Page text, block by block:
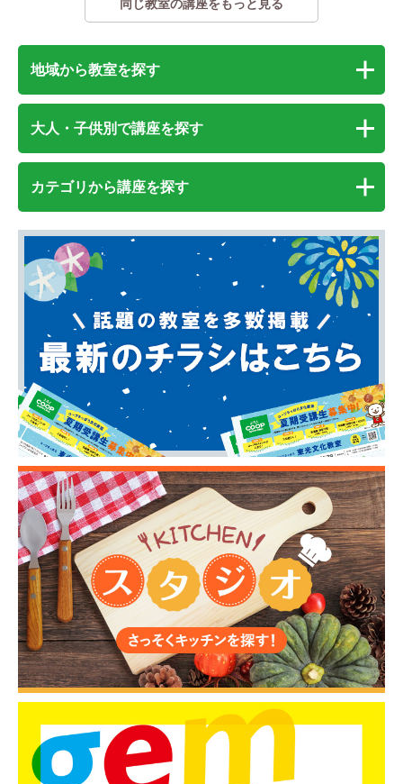
同じ教室の講座をもっと見る
地域から教室を探す
大人・子供別で講座を探す
カテゴリから講座を探す